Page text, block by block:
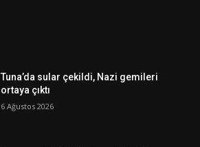
Tuna’da sular çekildi, Nazi gemileri
ortaya çıktı
6 Ağustos 2026